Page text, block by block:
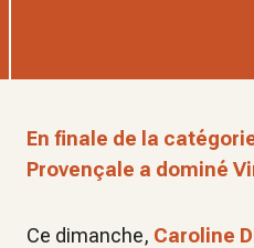
En finale de la
Provençale a dominé
Ce dimanche, Caroline